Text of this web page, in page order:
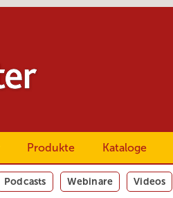
Produkte Kataloge
Podcasts Webinare Videos